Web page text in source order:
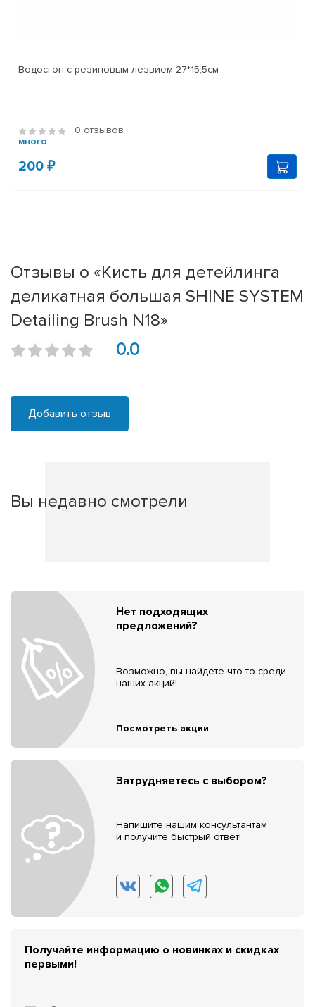
Водосгон с резиновым лезвием 27*15,5см
0 отзывов
много
200 ₽
Отзывы о «Кисть для детейлинга
деликатная большая SHINE SYSTEM
Detailing Brush N18»
0.0
Добавить отзыв
Вы недавно смотрели
Нет подходящих
предложений?
Возможно, вы найдёте что-то среди
наших акций!
Посмотреть акции
Затрудняетесь с выбором?
Напишите нашим консультантам
и получите быстрый ответ!
Получайте информацию о новинках и скидках
первыми!